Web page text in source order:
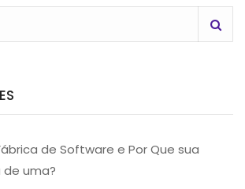
de Software e Por Que sua
de uma?